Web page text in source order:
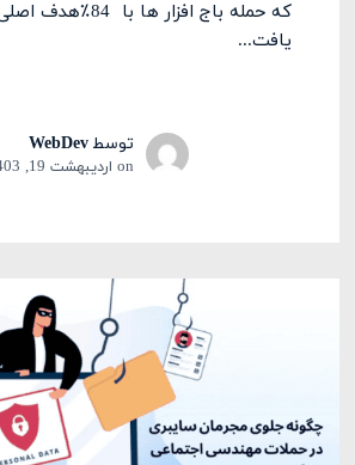
که حمله باج افزار
یافت...
توسطWebDev
on اردیبهشت 19, 1403